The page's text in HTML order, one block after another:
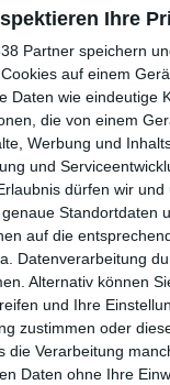
Ihre
Partner speichern
auf einem
Daten wie eindeutige
die von einem
Werbung und
und
dürfen wir
Standortdaten
auf die
Datenverarbeitung
Alternativ können
und Ihre
zustimmen oder
die Verarbeitung
Daten ohne Ihre
Black-Metal-
verkündet, ihr
im ...
nach ihrem 2008er
ihre Stellung